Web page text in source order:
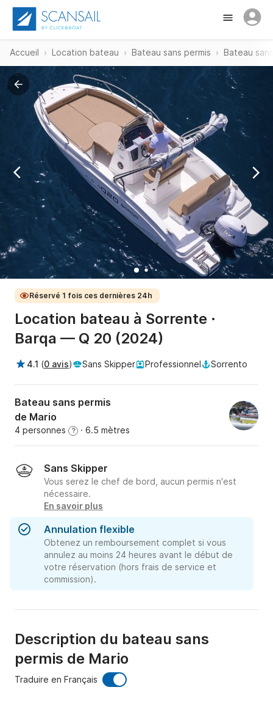
Accueil Location bateau Bateau sans permis Bateau
Réservé 1 fois ces dernières 24h
Location bateau à Sorrente ·
Barqa — Q 20 (2024)
4.1 (0 avis) Sans Skipper Professionnel Sorrento
Bateau sans permis
de Mario
4 personnes ? · 6.5 mètres
Sans Skipper
Vous serez le chef de bord, aucun permis n'est
nécessaire.
En savoir plus
Annulation flexible
Obtenez un remboursement complet si vous
annulez au moins 24 heures avant le début de
votre réservation (hors frais de service et
commission).
Description du bateau sans
permis de Mario
Traduire en Français